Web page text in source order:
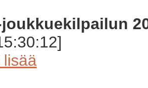
joukkuekilpailun
lisää